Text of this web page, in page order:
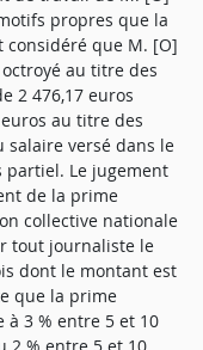
propres que la
que M. [O]
au titre des
2 476,17 euros
euros au titre des
salaire versé dans le
partiel. Le jugement
de la prime
collective nationale
tout journaliste le
dont le montant est
que la prime
à 3 % entre 5 et 10